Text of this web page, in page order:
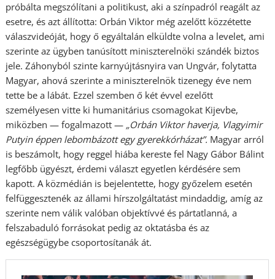
próbálta megszólítani a politikust, aki a színpadról reagált az
esetre, és azt állította: Orbán Viktor még azelőtt közzétette
válaszvideóját, hogy ő egyáltalán elküldte volna a levelet, ami
szerinte az ügyben tanúsított miniszterelnöki szándék biztos
jele. Záhonyból szinte karnyújtásnyira van Ungvár, folytatta
Magyar, ahová szerinte a miniszterelnök tizenegy éve nem
tette be a lábát. Ezzel szemben ő két évvel ezelőtt
személyesen vitte ki humanitárius csomagokat Kijevbe,
miközben — fogalmazott — „Orbán Viktor haverja, Vlagyimir
Putyin éppen lebombázott egy gyerekkórházat”. Magyar arról
is beszámolt, hogy reggel hiába kereste fel Nagy Gábor Bálint
legfőbb ügyészt, érdemi választ egyetlen kérdésére sem
kapott. A közmédián is bejelentette, hogy győzelem esetén
felfüggesztenék az állami hírszolgáltatást mindaddig, amíg az
szerinte nem válik valóban objektívvé és pártatlanná, a
felszabaduló forrásokat pedig az oktatásba és az
egészségügybe csoportosítanák át.